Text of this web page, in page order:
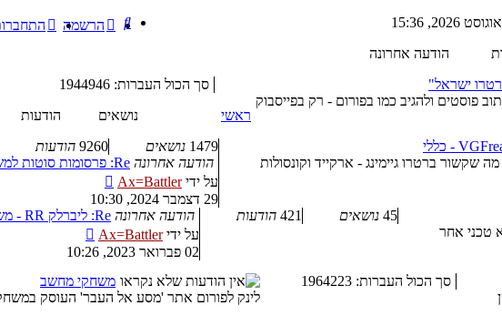
הרשמהחיפוש
הודעה אחרונה
ישראל"
פוסטים ולהגיב כמו בפורום - רק בפייסבוק
סך הכול העברות: 1944946
ראשי
נושאים הודעות
שקשור ברטרו גיימינג - ארקייד וקונסולות
1479 נושאים 9260 הודעות
הודעה אחרונה Re: פרסומות סוטות למשחקי וידא…
על ידיAx=Battler
בהודעה
האחרונה
29 דצמבר 2024, 10:30
טכני אחר
45 נושאים 421 הודעות הודעה אחרונה Re: ליברלק RR - משחקים נראים …
על ידיAx=Battler
בהודעה
02 פברואר 2023, 10:26
סך הכול העברות: 1964223
משחקי מחשב
לינק לפורום אתר 'מסע אל העבר' העוסק